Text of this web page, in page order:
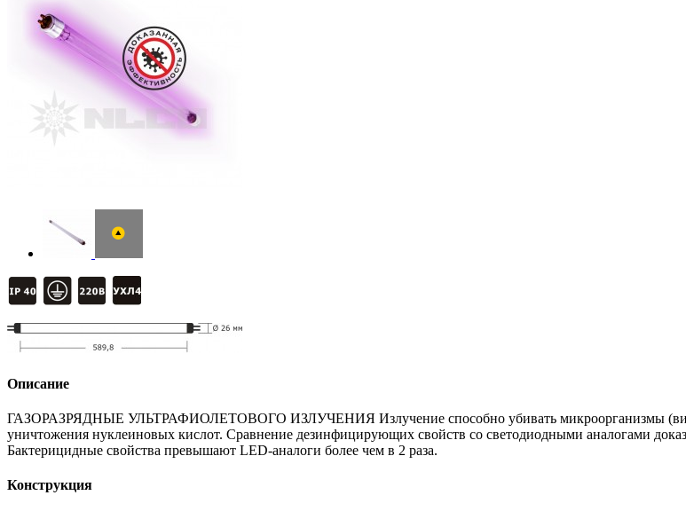
Описание
ГАЗОРАЗРЯДНЫЕ УЛЬТРАФИОЛЕТОВОГО ИЗЛУЧЕНИЯ Излучение способно убивать микроорганизмы
уничтожения нуклеиновых кислот. Сравнение дезинфицирующих свойств со светодиодными аналогами
Бактерицидные свойства превышают LED-аналоги более чем в 2 раза.
Конструкция